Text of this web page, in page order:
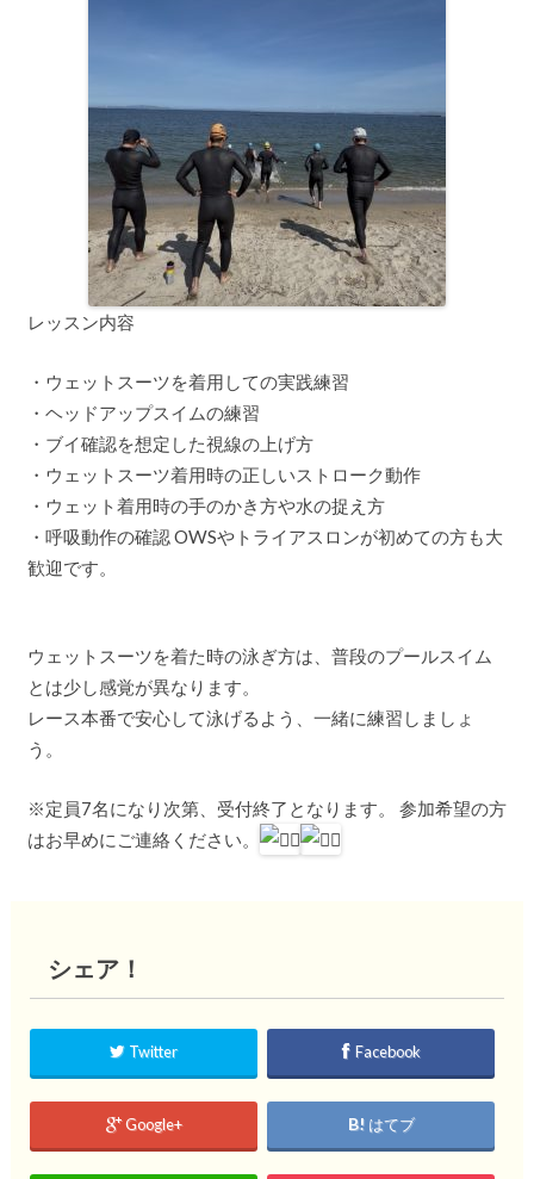
レッスン内容
・ウェットスーツを着用しての実践練習
・ヘッドアップスイムの練習
・ブイ確認を想定した視線の上げ方
・ウェットスーツ着用時の正しいストローク動作
・ウェット着用時の手のかき方や水の捉え方
・呼吸動作の確認 OWSやトライアスロンが初めての方も大
歓迎です。
ウェットスーツを着た時の泳ぎ方は、普段のプールスイム
とは少し感覚が異なります。
レース本番で安心して泳げるよう、一緒に練習しましょ
う。
※定員7名になり次第、受付終了となります。 参加希望の方
はお早めにご連絡ください。
シェア！
Twitter Facebook
Google+ はてブ